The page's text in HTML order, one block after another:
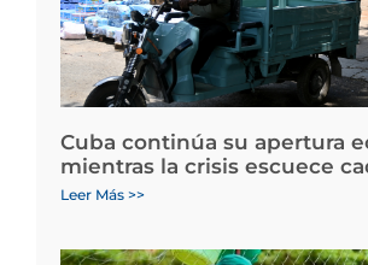
Cuba continúa su apertura
mientras la crisis escuece
Leer Más >>